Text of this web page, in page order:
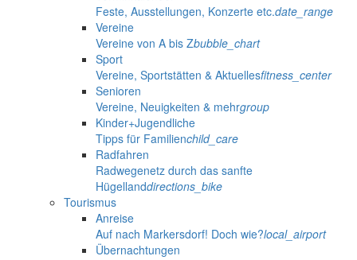
Feste, Ausstellungen, Konzerte etc.date_range
Vereine
Vereine von A bis Zbubble_chart
Sport
Vereine, Sportstätten & Aktuellesfitness_center
Senioren
Vereine, Neuigkeiten & mehrgroup
Kinder+Jugendliche
Tipps für Familienchild_care
Radfahren
Radwegenetz durch das sanfte
Hügellanddirections_bike
Tourismus
Anreise
Auf nach Markersdorf! Doch wie?local_airport
Übernachtungen